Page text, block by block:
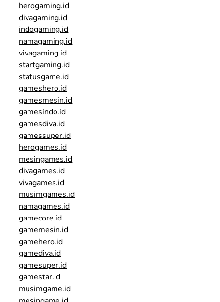
herogaming.id
divagaming.id
indogaming.id
namagaming.id
vivagaming.id
startgaming.id
statusgame.id
gameshero.id
gamesmesin.id
gamesindo.id
gamesdiva.id
gamessuper.id
herogames.id
mesingames.id
divagames.id
vivagames.id
musimgames.id
namagames.id
gamecore.id
gamemesin.id
gamehero.id
gamediva.id
gamesuper.id
gamestar.id
musimgame.id